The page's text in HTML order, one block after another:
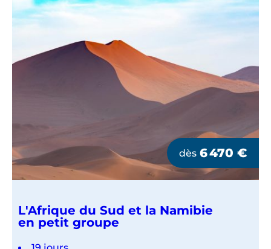
dès 6 470 €
L'Afrique du Sud et la Namibie
en petit groupe